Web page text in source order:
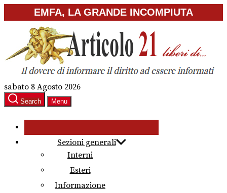
to
content
EMFA, LA GRANDE INCOMPIUTA
sabato 8 Agosto 2026
Search Menu
Sezioni generali
Interni
Esteri
Informazione